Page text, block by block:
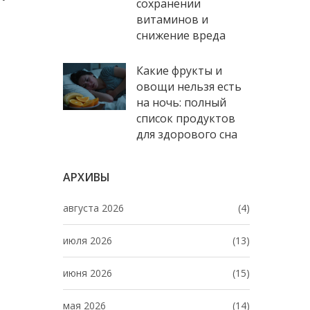
сохранении
витаминов и
снижение вреда
Какие фрукты и
овощи нельзя есть
на ночь: полный
список продуктов
для здорового сна
АРХИВЫ
августа 2026 (4)
июля 2026 (13)
июня 2026 (15)
мая 2026 (14)